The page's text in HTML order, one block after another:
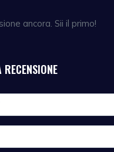
ancora. Sii il primo!